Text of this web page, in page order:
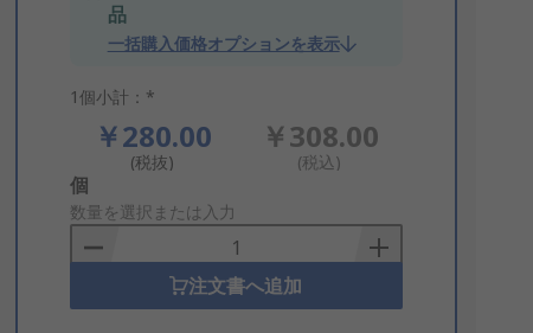
品
一括購入価格オプションを表示
1個小計：*
￥280.00
(税抜)
￥308.00
(税込)
Add
to
Basket
個
数量を選択または入力
注文書へ追加